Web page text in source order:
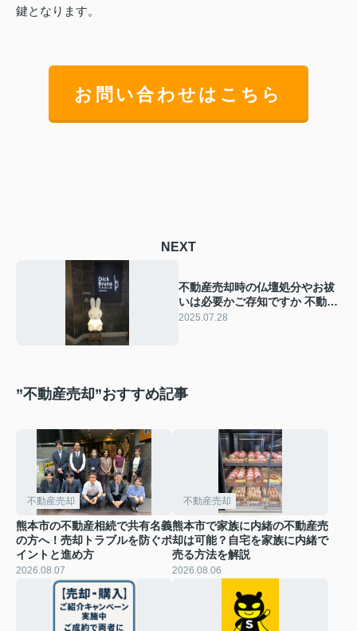
鍵となります。
お問い合わせはこちら
NEXT
不動産売却時の仏壇処分やお祓
いは必要かご存知ですか 不動産
売却 仏壇 処分や不動産売却 お
2025.07.28
”不動産売却”おすすめ記事
不動産売却
熊本市の不動産相続で共有名義
の方へ！売却トラブルを防ぐポ
イントと進め方
2026.08.07
不動産売却
熊本市で家族に内緒の不動産売
却は可能？自宅を家族に内緒で
売る方法を解説
2026.08.06